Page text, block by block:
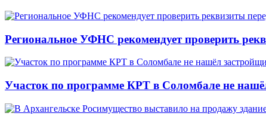
Региональное УФНС рекомендует проверить
Участок по программе КРТ в Соломбале не